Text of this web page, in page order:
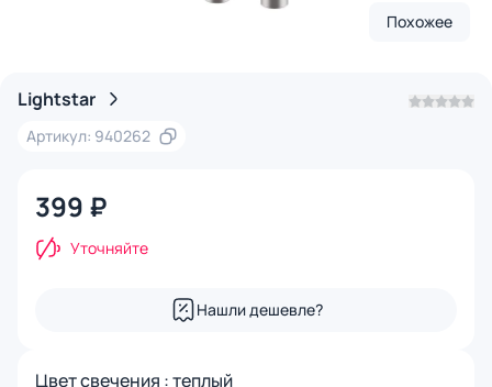
Похожее
Lightstar
Артикул: 940262
399 ₽
Уточняйте
Нашли дешевле?
Цвет свечения : теплый